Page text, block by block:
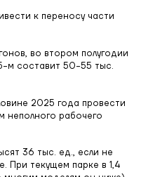
к переносу части
во втором полугодии
м составит 50-55 тыс.
2025 года провести
неполного рабочего
36 тыс. ед., если не
При текущем парке в 1,4